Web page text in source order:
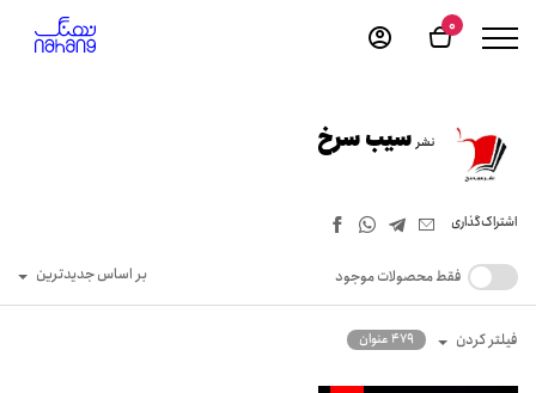
0
نشرسیب سرخ
اشتراک‌گذاری
فقط محصولات موجود بر اساس جدیدترین
فیلتر کردن 479 عنوان